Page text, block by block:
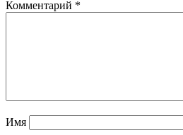
Комментарий *
Имя